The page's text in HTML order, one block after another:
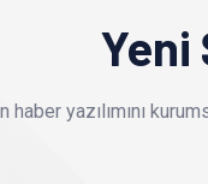
Yeni
haber yazılımını